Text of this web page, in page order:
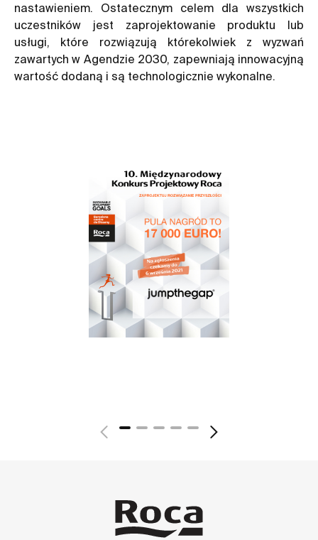
nastawieniem. Ostatecznym celem dla wszystkich
uczestników jest zaprojektowanie produktu lub
usługi, które rozwiązują którekolwiek z wyzwań
zawartych w Agendzie 2030, zapewniają innowacyjną
wartość dodaną i są technologicznie wykonalne.